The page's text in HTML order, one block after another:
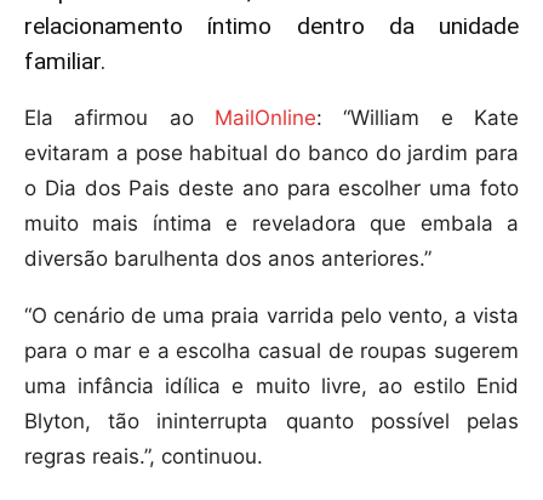
relacionamento íntimo dentro da unidade
familiar.
Ela afirmou ao MailOnline: “William e Kate
evitaram a pose habitual do banco do jardim para
o Dia dos Pais deste ano para escolher uma foto
muito mais íntima e reveladora que embala a
diversão barulhenta dos anos anteriores.”
“O cenário de uma praia varrida pelo vento, a vista
para o mar e a escolha casual de roupas sugerem
uma infância idílica e muito livre, ao estilo Enid
Blyton, tão ininterrupta quanto possível pelas
regras reais.”, continuou.